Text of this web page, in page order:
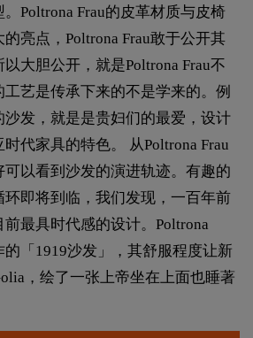
Poltrona Frau的皮革材质与皮椅
亮点，Poltrona Frau敢于公开其
大胆公开，就是Poltrona Frau不
艺是传承下来的不是学来的。例
沙发，就是是贵妇们的最爱，设计
代家具的特色。 从Poltrona Frau
以看到沙发的演进轨迹。有趣的
环即将到临，我们发现，一百年前
最具时代感的设计。Poltrona
的「1919沙发」，其舒服程度让新
，绘了一张上帝坐在上面也睡著